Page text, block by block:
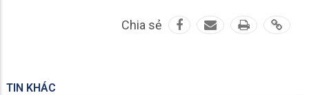
Chia sẻ
TIN KHÁC